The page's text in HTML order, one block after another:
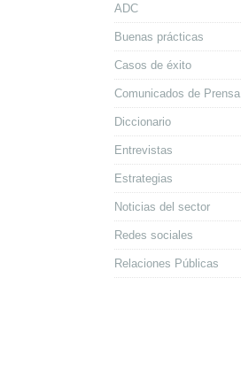
ADC
Buenas prácticas
Casos de éxito
Comunicados de Prensa
Diccionario
Entrevistas
Estrategias
Noticias del sector
Redes sociales
Relaciones Públicas